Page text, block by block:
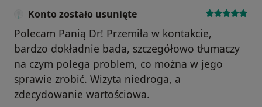
Konto zostało usunięte
Polecam Panią Dr! Przemiła w kontakcie,
bardzo dokładnie bada, szczegółowo tłumaczy
na czym polega problem, co można w jego
sprawie zrobić. Wizyta niedroga, a
zdecydowanie wartościowa.